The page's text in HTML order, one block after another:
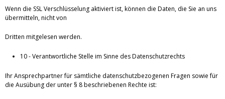
Wenn die SSL Verschlüsselung aktiviert ist, können die Daten, die Sie an uns
übermitteln, nicht von
Dritten mitgelesen werden.
10 - Verantwortliche Stelle im Sinne des Datenschutzrechts
Ihr Ansprechpartner für sämtliche datenschutzbezogenen Fragen sowie für
die Ausübung der unter § 8 beschriebenen Rechte ist: